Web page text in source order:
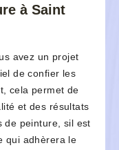
à Saint
avez un projet
de confier les
cela permet de
et des résultats
de peinture, sil est
qui adhèrera le